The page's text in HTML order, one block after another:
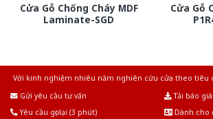
Cửa Gỗ Chống Cháy MDF
Laminate-SGD
Cửa Gỗ
Với kinh nghiệm nhiêu năm nghiên cứu cửa theo tiêu
Gửi yêu cầu tư vấn
Tải báo
Yêu cầu gọi lại (3 phút)
Dành cho